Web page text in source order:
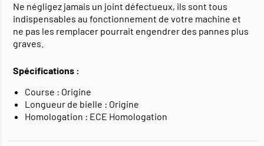
Ne négligez jamais un joint défectueux, ils sont tous
indispensables au fonctionnement de votre machine et
ne pas les remplacer pourrait engendrer des pannes plus
graves.
Spécifications :
Course : Origine
Longueur de bielle : Origine
Homologation : ECE Homologation